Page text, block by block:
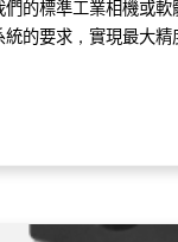
的標準工業相機或
的要求，實現最大精